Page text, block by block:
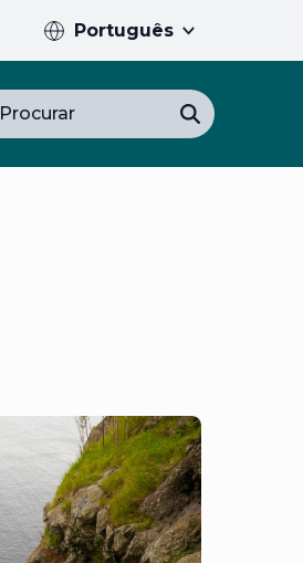
Português
Procurar